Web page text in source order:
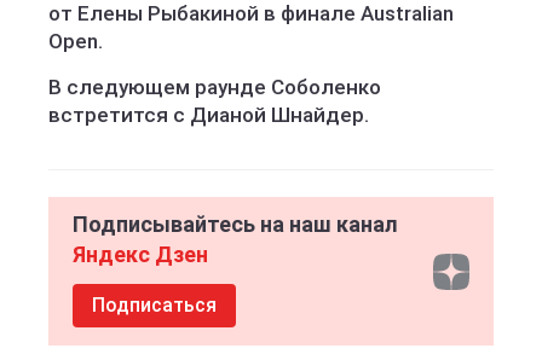
от Елены Рыбакиной в финале Australian
Open.
В следующем раунде Соболенко
встретится с Дианой Шнайдер.
Подписывайтесь на наш канал
Яндекс Дзен
Подписаться